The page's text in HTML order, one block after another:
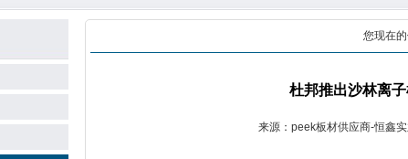
您现在的
杜邦推出沙林离
来源：peek板材供应商-恒鑫